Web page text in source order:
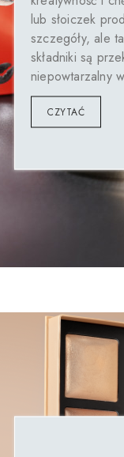
lub słoiczek
szczegóły, ale
składniki są
niepowtarzalny
CZYTAĆ